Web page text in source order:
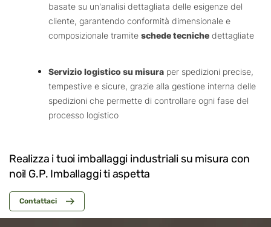
basate su un'analisi dettagliata delle esigenze del
cliente, garantendo conformità dimensionale e
composizionale tramite schede tecniche dettagliate
Servizio logistico su misura per spedizioni precise,
tempestive e sicure, grazie alla gestione interna delle
spedizioni che permette di controllare ogni fase del
processo logistico
Realizza i tuoi imballaggi industriali su misura con
noi! G.P. Imballaggi ti aspetta
Contattaci